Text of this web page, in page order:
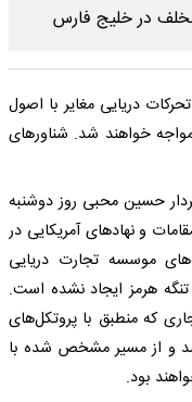
دریایی مغایر با اصول
خواهند شد. شناورهای
حسین محبی روز دوشنبه
و نهادهای آمریکایی در
موسسه تجارت دریایی
هرمز ایجاد نشده است.
که منطبق با پروتکل‌های
و از مسیر مشخص شده با
بود.